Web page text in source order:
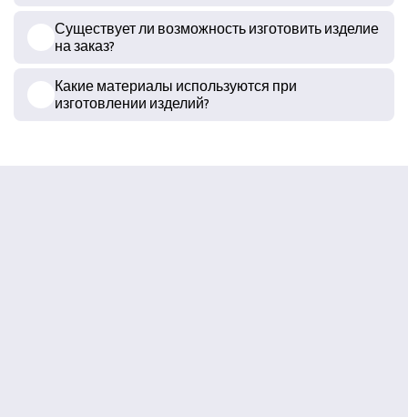
Существует ли возможность изготовить изделие
на заказ?
Какие материалы используются при
изготовлении изделий?